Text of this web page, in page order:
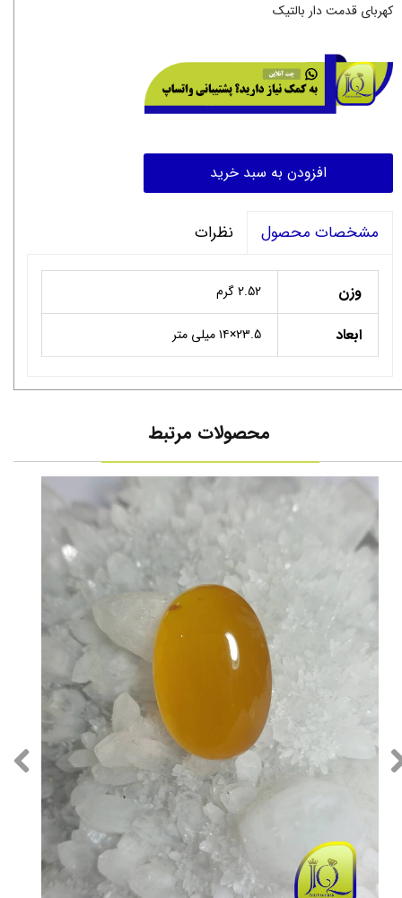
کهربای قدمت دار بالتیک
افزودن به سبد خرید
مشخصات محصول نظرات
وزن 2.52 گرم
ابعاد ۲3.5×۱۴ میلی متر
محصولات مرتبط